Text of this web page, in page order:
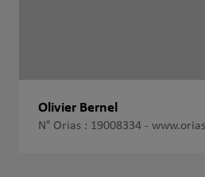
Olivier Bernel
N° Orias : 19008334 -